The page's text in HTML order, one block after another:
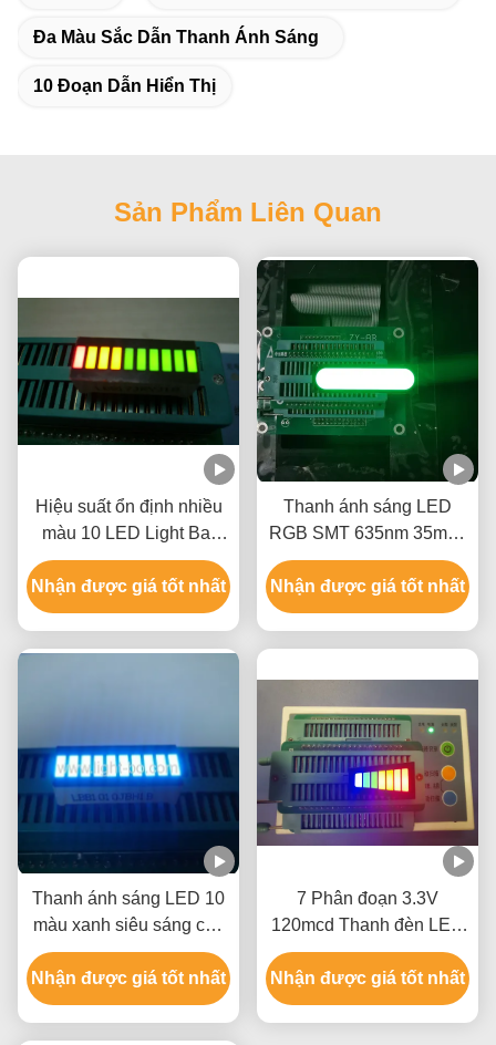
Đa Màu Sắc Dẫn Thanh Ánh Sáng
10 Đoạn Dẫn Hiển Thị
Sản Phẩm Liên Quan
Hiệu suất ổn định nhiều
màu 10 LED Light Bar
cho thiết bị gia dụng
Nhận được giá tốt nhất
Thanh ánh sáng LED
RGB SMT 635nm 35mcd
Màu đỏ Màu xanh lá cây
Xanh lam 80000hrs cho
nguồn điện
Nhận được giá tốt nhất
Thanh ánh sáng LED 10
màu xanh siêu sáng cho
chỉ báo bảng điều khiển
thiết bị
Nhận được giá tốt nhất
7 Phân đoạn 3.3V
120mcd Thanh đèn LED
hình thang cực dương
chung
Nhận được giá tốt nhất